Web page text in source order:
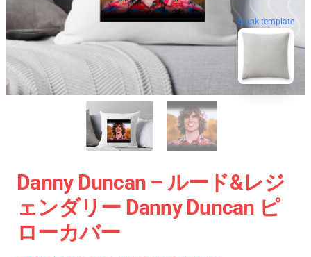
blank template
Danny Duncan – ルード&レジ
ェンダリー Danny Duncan ピ
ローカバー